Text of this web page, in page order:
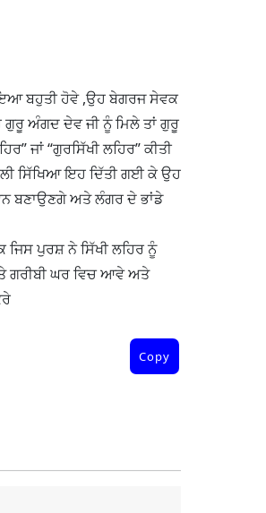
ਬਹੁਤੀ ਹੋਵੇ ,ਉਹ ਬੇਗਰਜ ਸੇਵਕ
ਅੰਗਦ ਦੇਵ ਜੀ ਨੂੰ ਮਿਲੇ ਤਾਂ ਗੁਰੂ
ਜਾਂ “ਗੁਰਸਿੱਖੀ ਲਹਿਰ” ਕੀਤੀ
ਸਿੱਖਿਆ ਇਹ ਦਿੱਤੀ ਗਈ ਕੇ ਉਹ
ਬਣਾਉਣਗੇ ਅਤੇ ਲੰਗਰ ਦੇ ਭਾਂਡੇ
ਪੁਰਸ਼ ਨੇ ਸਿੱਖੀ ਲਹਿਰ ਨੂੰ
ਗਰੀਬੀ ਘਰ ਵਿਚ ਆਵੇ ਅਤੇ
Copy